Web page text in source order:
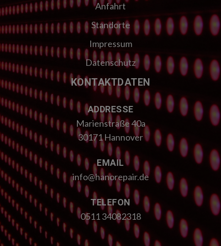
Anfahrt
Standorte
Impressum
Datenschutz
KONTAKTDATEN
ADDRESSE
Marienstraße 40a
30171 Hannover
EMAIL
info@hanorepair.de
TELEFON
0511 34082318